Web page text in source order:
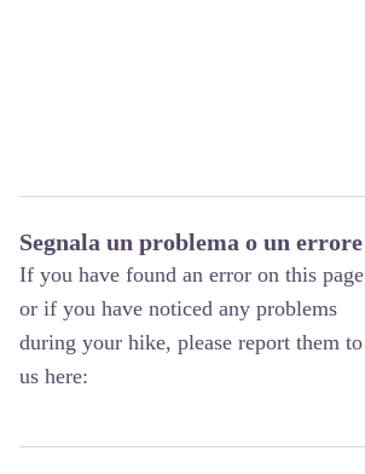
Segnala un problema o un errore
If you have found an error on this page
or if you have noticed any problems
during your hike, please report them to
us here: